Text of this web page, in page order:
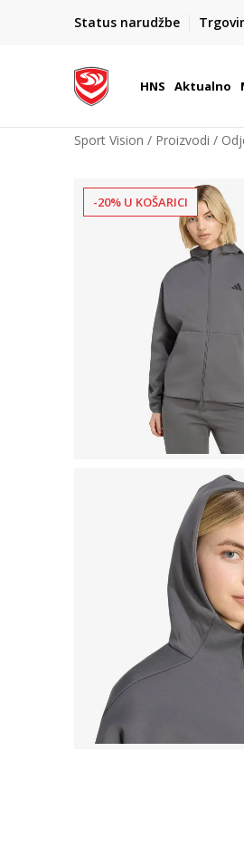
Status narudžbe
Dostava 1,50 €
| Više
HNS Aktualno
Sport Vision Proizvodi
-20% U KOŠARICI